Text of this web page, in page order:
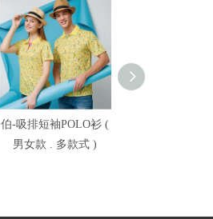
伯-吸排短袖POLO衫 (
男女款 . 多款式 )